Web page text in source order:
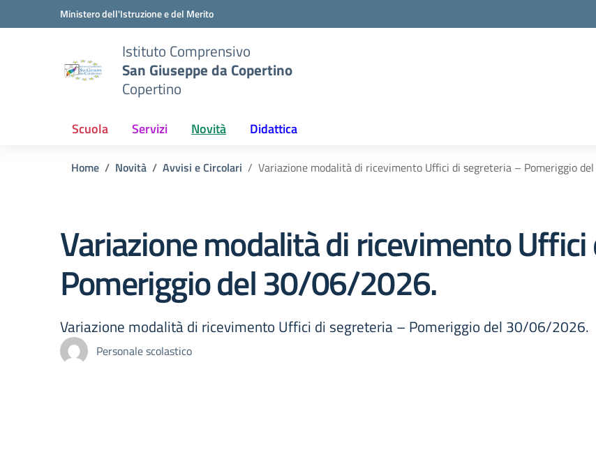
Vai ai contenuti
Vai al menu di navigazioneMinistero dell'Istruzione e del Merito
Istituto Comprensivo
San Giuseppe da Copertino
Copertino
Scuola Servizi Novità Didattica
Home Novità Avvisi e Circolari Variazione modalità di ricevimento Uffici di segreteria – Pomeriggio
Variazione modalità di ricevimento
Pomeriggio del 30/06/2026.
Variazione modalità di ricevimento Uffici di segreteria – Pomeriggio del 30/06/2026.
Personale scolastico